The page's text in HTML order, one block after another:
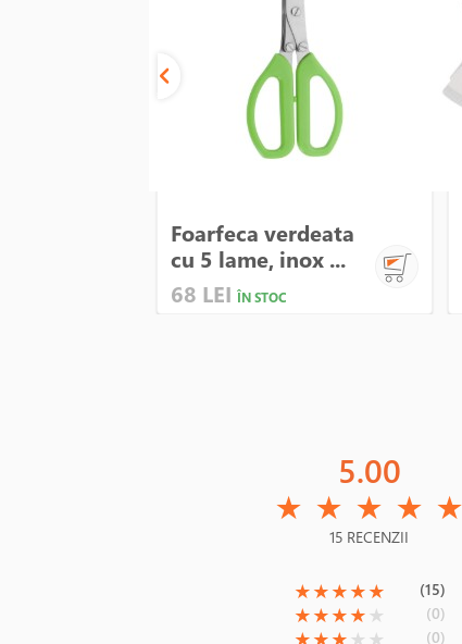
Foarfeca verdeata
cu 5 lame, inox ...
68 LEI ÎN STOC
5.00
★ ★ ★ ★ ★
15 RECENZII
(*)
★(*)
★(*)
★(*)
★(*)
★ (15)
(*)
★(*)
★(*)
★(*)
★ ( )
★ (0)
(*)(*)(*) ( ) ( ) (0)